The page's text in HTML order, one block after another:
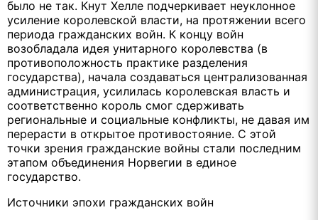
было не так. Кнут Хелле подчеркивает неуклонное
усиление королевской власти, на протяжении всего
периода гражданских войн. К концу войн
возобладала идея унитарного королевства (в
противоположность практике разделения
государства), начала создаваться централизованная
администрация, усилилась королевская власть и
соответственно король смог сдерживать
региональные и социальные конфликты, не давая им
перерасти в открытое противостояние. С этой
точки зрения гражданские войны стали последним
этапом объединения Норвегии в единое
государство.
Источники эпохи гражданских войн